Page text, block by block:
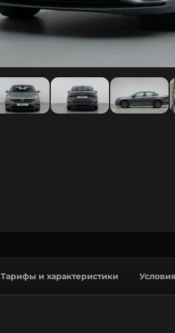
Тарифы и характеристики